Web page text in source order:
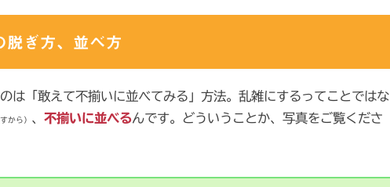
脱ぎ方、並べ方
は「敢えて不揃いに並べてみる」方法。乱雑にするってことではな
から） 、 不揃いに並べるんです。どういうことか、写真をご覧くださ